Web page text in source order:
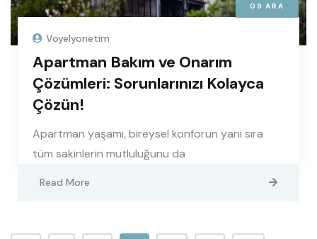
09 ARA
Voyelyonetim
Apartman Bakım ve Onarım
Çözümleri: Sorunlarınızı Kolayca
Çözün!
Apartman yaşamı, bireysel konforun yanı sıra
tüm sakinlerin mutluluğunu da
Read More